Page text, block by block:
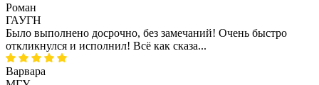
Роман
ГАУГН
Было выполнено досрочно, без замечаний! Очень быстро
откликнулся и исполнил! Всё как сказа...
Варвара